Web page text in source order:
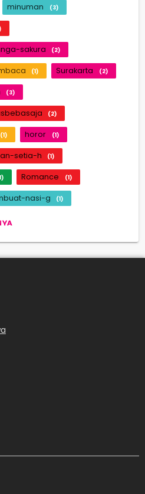
minuman (3)
sakura (2)
(1) Surakarta (2)
(3)
(2)
(1) horor (1)
setia-h (1)
Romance (1)
nasi-g (1)